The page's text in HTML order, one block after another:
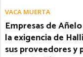
VACA MUERTA
Empresas de
la exigencia de
sus proveedores y